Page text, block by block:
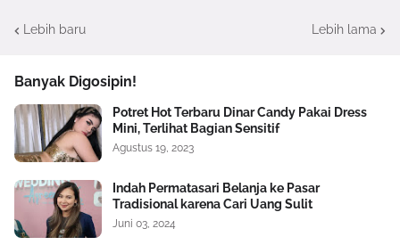
Lebih baru Lebih lama
Banyak Digosipin!
Potret Hot Terbaru Dinar Candy Pakai Dress
Mini, Terlihat Bagian Sensitif
Agustus 19, 2023
Indah Permatasari Belanja ke Pasar
Tradisional karena Cari Uang Sulit
Juni 03, 2024